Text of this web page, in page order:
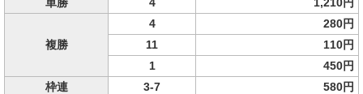
複勝
4
280円
11
110円
1
450円
枠連
3-7 580円